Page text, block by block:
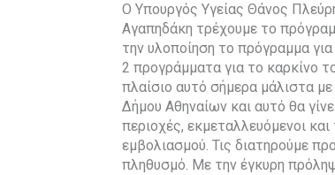
Ο Υπουργός Υγείας Θάνος
Αγαπηδάκη τρέχουμε το
την υλοποίηση το πρόγραμμα
2 προγράμματα για το καρκίνο
πλαίσιο αυτό σήμερα μάλιστα
Δήμου Αθηναίων και αυτό θα
περιοχές, εκμεταλλευόμενοι
εμβολιασμού. Τις διατηρούμε
πληθυσμό. Με την έγκυρη